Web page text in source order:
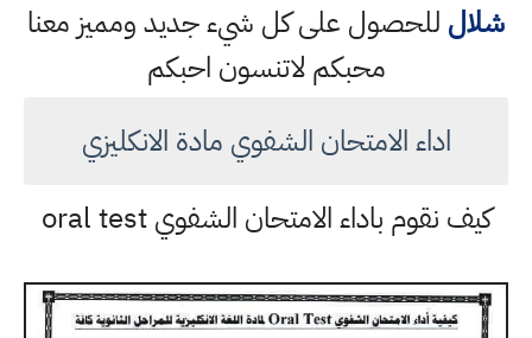
شلال للحصول على كل شيء جديد ومميز معنا
محبكم لاتنسون احبكم
اداء الامتحان الشفوي مادة الانكليزي
كيف نقوم باداء الامتحان الشفوي oral test